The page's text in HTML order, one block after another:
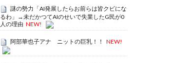
謎の勢力「AI発展したらお前らは皆クビにな
るわ」→未だかつてAIのせいで失業したG民が0
人の理由 NEW!
阿部華也子アナ ニットの巨乳！！ NEW!